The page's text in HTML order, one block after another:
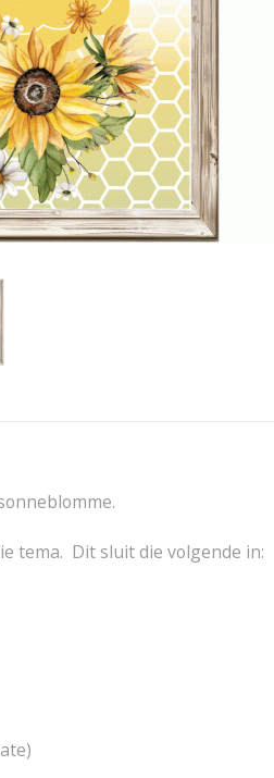
tema. Dit sluit die volgende in: